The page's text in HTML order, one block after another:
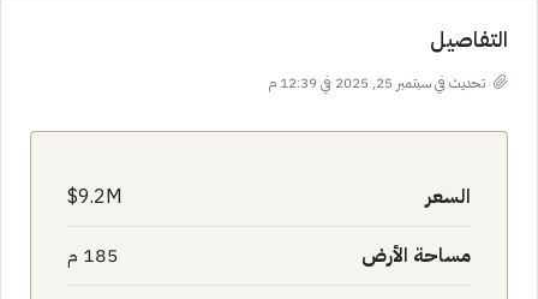
التفاصيل
تحديث في سبتمبر 25, 2025 في 12:39 م
السعر 9.2M$
مساحة الأرض 185 م